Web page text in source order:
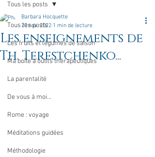
Tous les posts
Les fruits et légumes de saison
Ma boîte à outils thérapeutiques
La parentalité
De vous à moi...
Rome : voyage
Méditations guidées
Méthodologie
Tous les posts
Les enseignements de
Th. Terestchenko...
Barbara Hocquette
20 nov. 2022 1 min de lecture